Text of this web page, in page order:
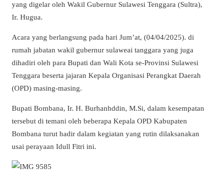
yang digelar oleh Wakil Gubernur Sulawesi Tenggara (Sultra),
Ir. Hugua.
Acara yang berlangsung pada hari Jum’at, (04/04/2025). di
rumah jabatan wakil gubernur sulaweai tanggara yang juga
dihadiri oleh para Bupati dan Wali Kota se-Provinsi Sulawesi
Tenggara beserta jajaran Kepala Organisasi Perangkat Daerah
(OPD) masing-masing.
Bupati Bombana, Ir. H. Burhanhddin, M.Si, dalam kesempatan
tersebut di temani oleh beberapa Kepala OPD Kabupaten
Bombana turut hadir dalam kegiatan yang rutin dilaksanakan
usai perayaan Idull Fitri ini.